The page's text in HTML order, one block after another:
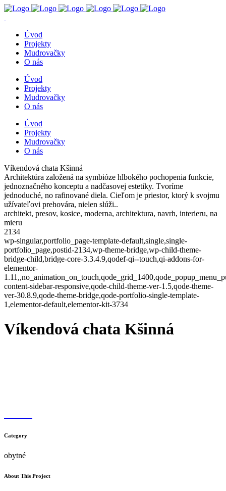
Úvod
Projekty
Mudrovačky
O nás
Úvod
Projekty
Mudrovačky
O nás
Úvod
Projekty
Mudrovačky
O nás
Víkendová chata Kšinná
Architektúra založená na symbióze hlbokého pochopenia funkcie,
jednoznačného konceptu a nadčasovej estetiky. Tvoríme
jednoduché, no rafinované diela. Cieľom je priestor, ktorý k svojmu
užívateľovi prehovára, nielen slúži..
architekt, presov, kosice, moderna, architektura, navrh, interieru, na
mieru
2134
wp-singular,portfolio_page-template-default,single,single-
portfolio_page,postid-2134,wp-theme-bridge,wp-child-theme-
bridge-child,bridge-core-3.3.4.9,qodef-qi--touch,qi-addons-for-
elementor-
content-sidebar-responsive,qode-child-theme-ver-1.5,qode-theme-
ver-30.8.9,qode-theme-bridge,qode-portfolio-single-template-
1,elementor-default,elementor-kit-3734
Víkendová chata Kšinná
Category
obytné
About This Project